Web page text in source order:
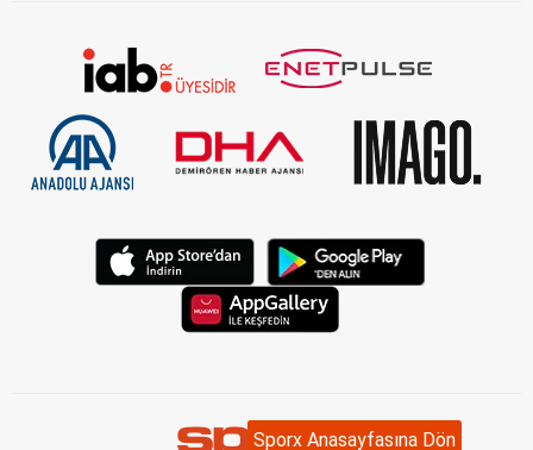
Sporx Anasayfasına Dön